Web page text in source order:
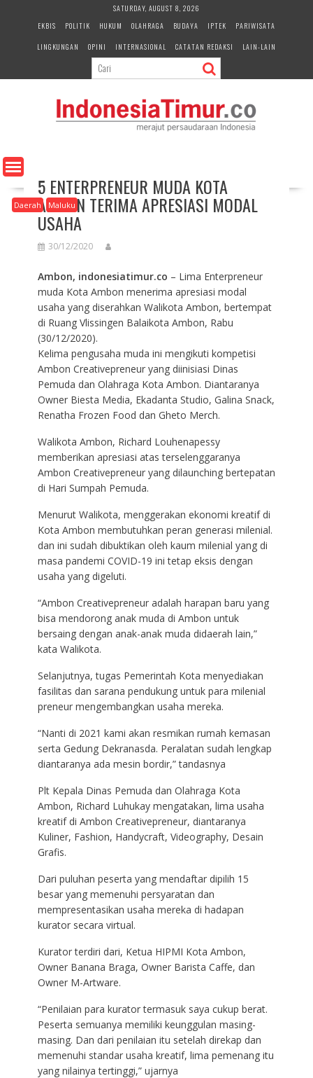
e
n
SATURDAY, AUGUST 8, 2026
EKBIS
POLITIK HUKUM OLAHRAGA BUDAYA IPTEK
PARIWISATA
LINGKUNGAN
OPINI INTERNASIONAL CATATAN REDAKSI LAIN-LAIN
Daerah Maluku
5 ENTERPRENEUR MUDA KOTA
AMBON TERIMA APRESIASI MODAL
USAHA
30/12/2020
Ambon, indonesiatimur.co – Lima Enterpreneur
muda Kota Ambon menerima apresiasi modal
usaha yang diserahkan Walikota Ambon, bertempat
di Ruang Vlissingen Balaikota Ambon, Rabu
(30/12/2020).
Kelima pengusaha muda ini mengikuti kompetisi
Ambon Creativepreneur yang diinisiasi Dinas
Pemuda dan Olahraga Kota Ambon. Diantaranya
Owner Biesta Media, Ekadanta Studio, Galina Snack,
Renatha Frozen Food dan Gheto Merch.
Walikota Ambon, Richard Louhenapessy
memberikan apresiasi atas terselenggaranya
Ambon Creativepreneur yang dilaunching bertepatan
di Hari Sumpah Pemuda.
Menurut Walikota, menggerakan ekonomi kreatif di
Kota Ambon membutuhkan peran generasi milenial.
dan ini sudah dibuktikan oleh kaum milenial yang di
masa pandemi COVID-19 ini tetap eksis dengan
usaha yang digeluti.
“Ambon Creativepreneur adalah harapan baru yang
bisa mendorong anak muda di Ambon untuk
bersaing dengan anak-anak muda didaerah lain,”
kata Walikota.
Selanjutnya, tugas Pemerintah Kota menyediakan
fasilitas dan sarana pendukung untuk para milenial
preneur mengembangkan usaha mereka.
“Nanti di 2021 kami akan resmikan rumah kemasan
serta Gedung Dekranasda. Peralatan sudah lengkap
diantaranya ada mesin bordir,” tandasnya
Plt Kepala Dinas Pemuda dan Olahraga Kota
Ambon, Richard Luhukay mengatakan, lima usaha
kreatif di Ambon Creativepreneur, diantaranya
Kuliner, Fashion, Handycraft, Videography, Desain
Grafis.
Dari puluhan peserta yang mendaftar dipilih 15
besar yang memenuhi persyaratan dan
mempresentasikan usaha mereka di hadapan
kurator secara virtual.
Kurator terdiri dari, Ketua HIPMI Kota Ambon,
Owner Banana Braga, Owner Barista Caffe, dan
Owner M-Artware.
“Penilaian para kurator termasuk saya cukup berat.
Peserta semuanya memiliki keunggulan masing-
masing. Dan dari penilaian itu setelah direkap dan
memenuhi standar usaha kreatif, lima pemenang itu
yang nilainya tertinggi,” ujarnya